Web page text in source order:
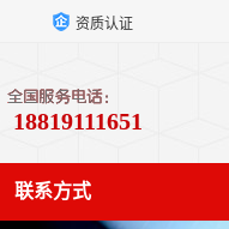
资质认证
18819111651
联系方式